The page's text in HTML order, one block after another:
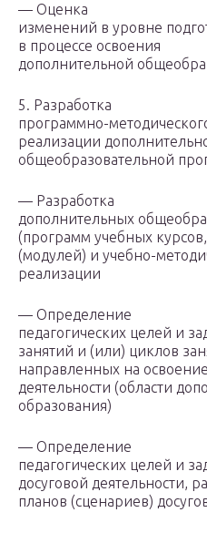
— Оценка
изменений в уровне
в процессе освоения
дополнительной
5. Разработка
программно-
реализации
общеобразовательной
— Разработка
дополнительных
(программ учебных
(модулей) и учебно-
реализации
— Определение
педагогических целей и
занятий и (или) циклов
направленных на
деятельности (области
образования)
— Определение
педагогических целей и
досуговой деятельности,
планов (сценариев)